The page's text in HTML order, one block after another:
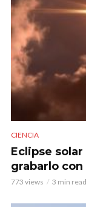
CIENCIA
Eclipse
grabarlo
773 views 3 min read